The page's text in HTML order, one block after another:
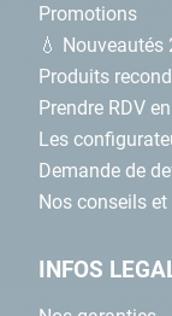
Promotions
💧 Nouveautés
Produits
Prendre RDV
Les
Demande de
Nos conseils
INFOS